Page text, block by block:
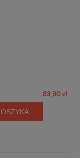
83,90 zł